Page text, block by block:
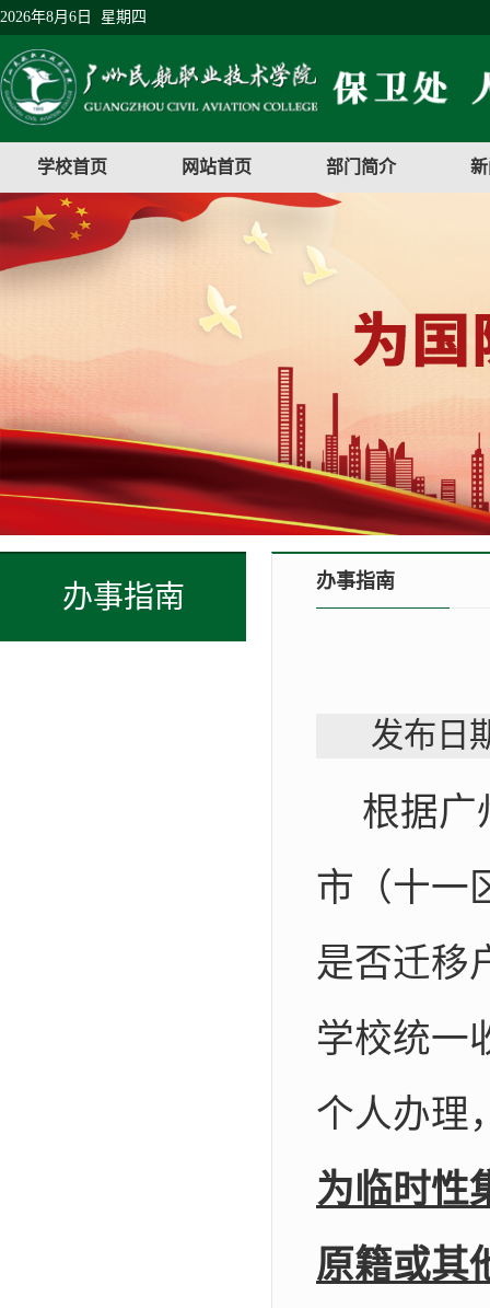
2026年8月6日 星期四
学校首页 网站首页 部门简介
办事指南 办事指南
发布日
根据广
市（十一
是否迁移
学校统一
个人办理
为临时性
原籍或其